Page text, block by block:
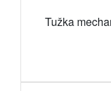
Tužka